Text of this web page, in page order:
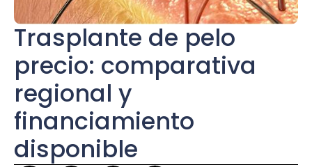
Trasplante de pelo
precio: comparativa
regional y
financiamiento
disponible